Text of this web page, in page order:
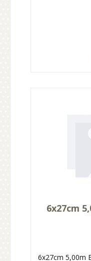
6x27cm
6x27cm 5,00m